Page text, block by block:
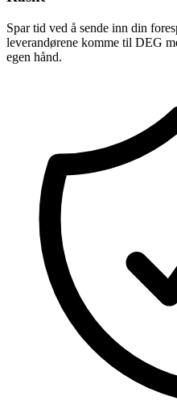
Spar tid ved å sende inn din
leverandørene komme til DEG
egen hånd.